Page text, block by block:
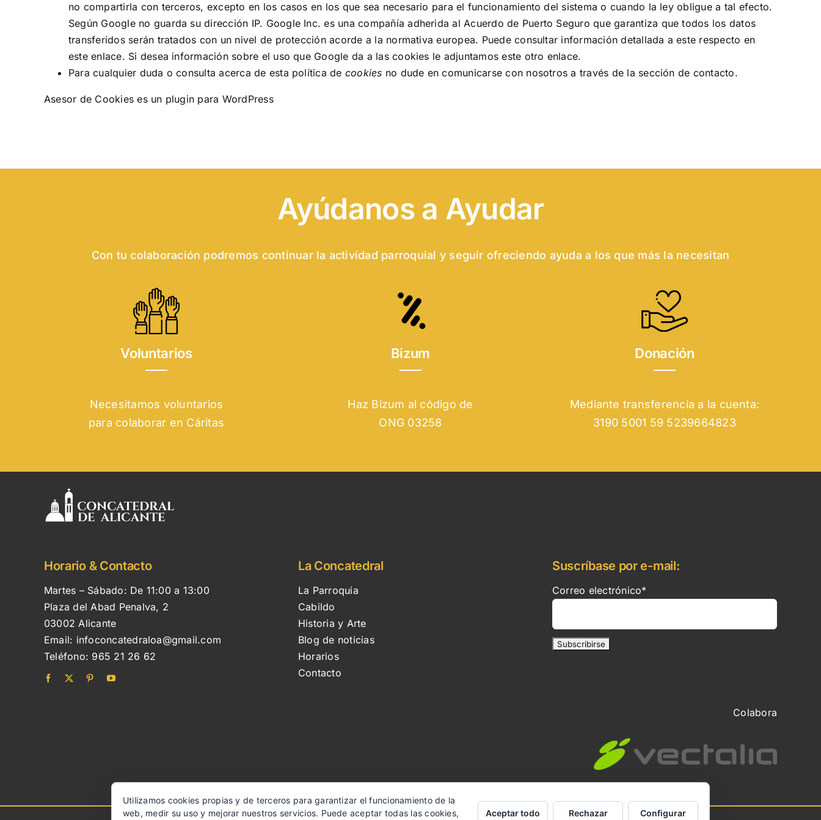
no compartirla con terceros, excepto en los casos en los que sea necesario para el funcionamiento del sistema o cuando la ley obligue a tal efecto.
Según Google no guarda su dirección IP. Google Inc. es una compañía adherida al Acuerdo de Puerto Seguro que garantiza que todos los datos
transferidos serán tratados con un nivel de protección acorde a la normativa europea. Puede consultar información detallada a este respecto en
este enlace. Si desea información sobre el uso que Google da a las cookies le adjuntamos este otro enlace.
Para cualquier duda o consulta acerca de esta política de cookies no dude en comunicarse con nosotros a través de la sección de contacto.
Asesor de Cookies es un plugin para WordPress
Ayúdanos a Ayudar
Con tu colaboración podremos continuar la actividad parroquial y seguir ofreciendo ayuda a los que más la necesitan
Voluntarios
Necesitamos voluntarios
para colaborar en Cáritas
Bizum
Haz Bizum al código de
ONG 03258
Donación
Mediante transferencia a la cuenta:
3190 5001 59 5239664823
Horario & Contacto
Martes – Sábado: De 11:00 a 13:00
Plaza del Abad Penalva, 2
03002 Alicante
Email: infoconcatedraloa@gmail.com
Teléfono: 965 21 26 62
La Concatedral
La Parroquia
Cabildo
Historia y Arte
Blog de noticias
Horarios
Contacto
Suscríbase por e-mail:
Correo electrónico*
Colabora
Utilizamos cookies propias y de terceros para garantizar el funcionamiento de la
web, medir su uso y mejorar nuestros servicios. Puede aceptar todas las cookies,
Aceptar todo Rechazar Configurar